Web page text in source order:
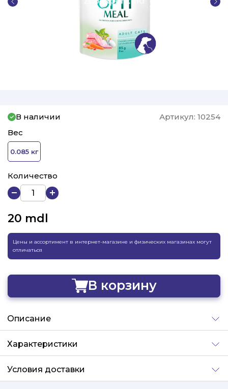
В наличии Артикул: 10254
Вес
0.085 кг
Количество
20 mdl
Цены и ассортимент в интернет-магазине и физических магазинах могут
отличаться
В корзину
Добавлено
Описание
Характеристики
Условия доставки